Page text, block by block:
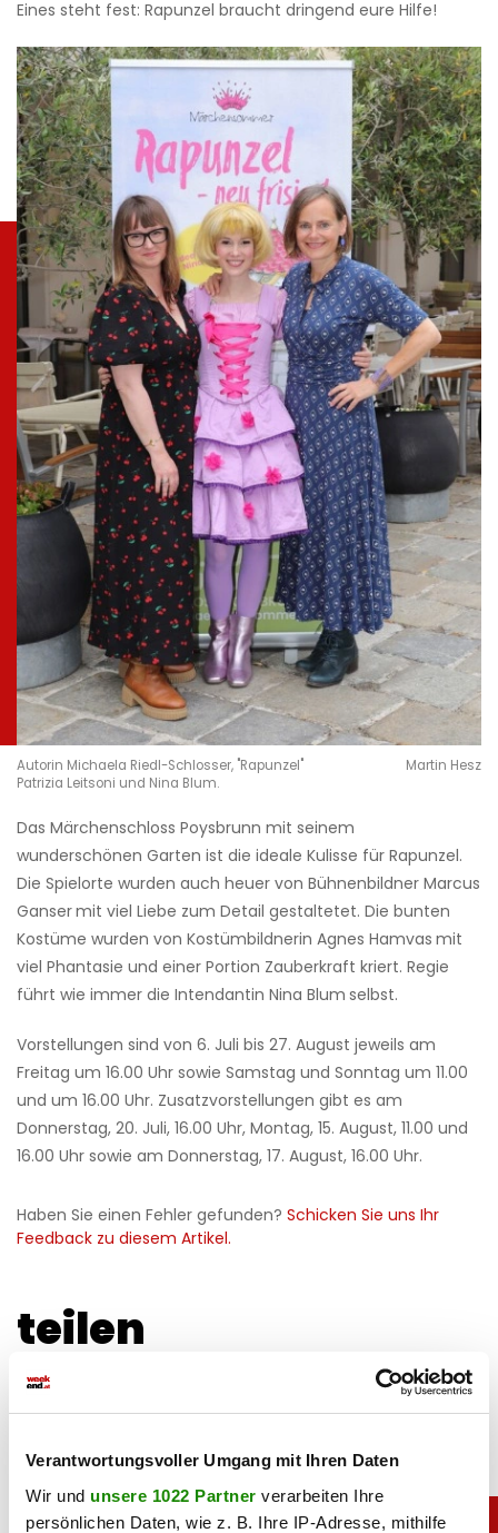
Verantwortungsvoller Umgang mit Ihren Daten
Wir und unsere 1022 Partner verarbeiten Ihre
persönlichen Daten, wie z. B. Ihre IP-Adresse, mithilfe
Eines steht fest: Rapunzel braucht dringend eure Hilfe!
Autorin Michaela Riedl-Schlosser, "Rapunzel"
Patrizia Leitsoni und Nina Blum.
Martin Hesz
Das Märchenschloss Poysbrunn mit seinem
wunderschönen Garten ist die ideale Kulisse für Rapunzel.
Die Spielorte wurden auch heuer von Bühnenbildner Marcus
Gansermit viel Liebe zum Detail gestaltetet. Die bunten
Kostüme wurden von Kostümbildnerin Agnes Hamvas mit
viel Phantasie und einer Portion Zauberkraft kriert. Regie
führt wie immer die Intendantin Nina Blum selbst.
Vorstellungen sind von 6. Juli bis 27. August jeweils am
Freitag um 16.00 Uhr sowie Samstag und Sonntag um 11.00
und um 16.00 Uhr. Zusatzvorstellungen gibt es am
Donnerstag, 20. Juli, 16.00 Uhr, Montag, 15. August, 11.00 und
16.00 Uhr sowie am Donnerstag, 17. August, 16.00 Uhr.
Haben Sie einen Fehler gefunden? Schicken Sie uns Ihr
Feedback zu diesem Artikel.
teilen